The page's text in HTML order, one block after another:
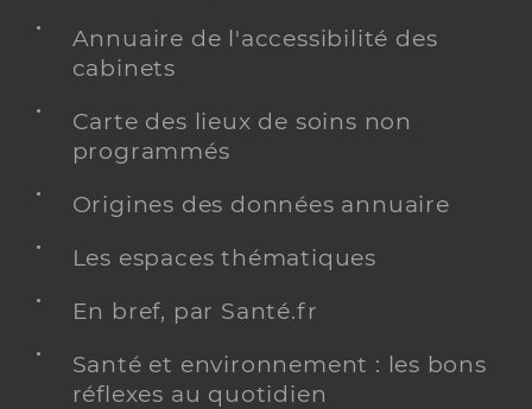
Annuaire de l'accessibilité des
cabinets
Carte des lieux de soins non
programmés
Origines des données annuaire
Les espaces thématiques
En bref, par Santé.fr
Santé et environnement : les bons
réflexes au quotidien